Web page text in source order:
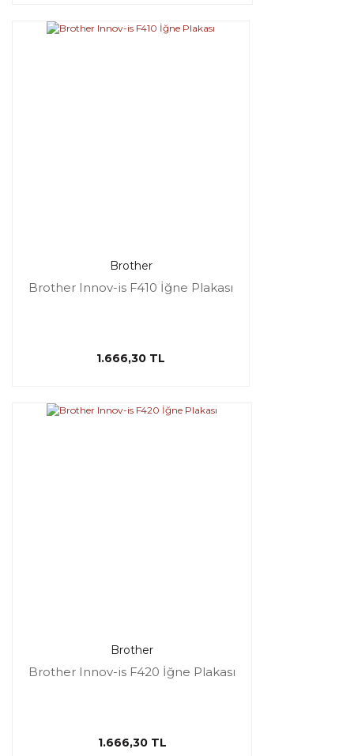
Brother
Brother Innov-is F410 İğne Plakası
1.666,30 TL
Brother
Brother Innov-is F420 İğne Plakası
1.666,30 TL